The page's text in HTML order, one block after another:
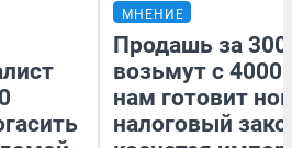
МНЕНИЕ
Продашь за
возьмут с
нам готовит
налоговый